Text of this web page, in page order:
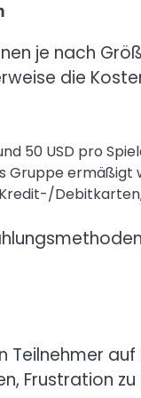
je nach
die
50 USD pro
Gruppe ermäßigt
Teilnehmer
Frustration